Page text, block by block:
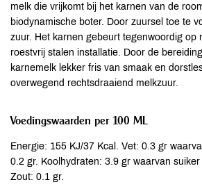
melk die vrijkomt bij het karnen van de
biodynamische boter. Door zuursel toe te
zuur. Het karnen gebeurt tegenwoordig op
roestvrij stalen installatie. Door de
karnemelk lekker fris van smaak en
overwegend rechtsdraaiend melkzuur.
Voedingswaarden per 100 ML
Energie: 155 KJ/37 Kcal. Vet: 0.3 gr
0.2 gr. Koolhydraten: 3.9 gr waarvan
Zout: 0.1 gr.